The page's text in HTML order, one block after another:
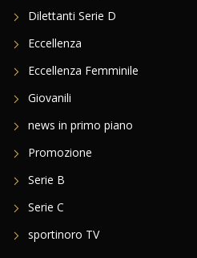
Dilettanti Serie D
Eccellenza
Eccellenza Femminile
Giovanili
news in primo piano
Promozione
Serie B
Serie C
sportinoro TV